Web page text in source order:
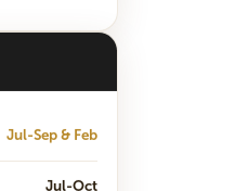
Jul-Sep & Feb
Jul-Oct